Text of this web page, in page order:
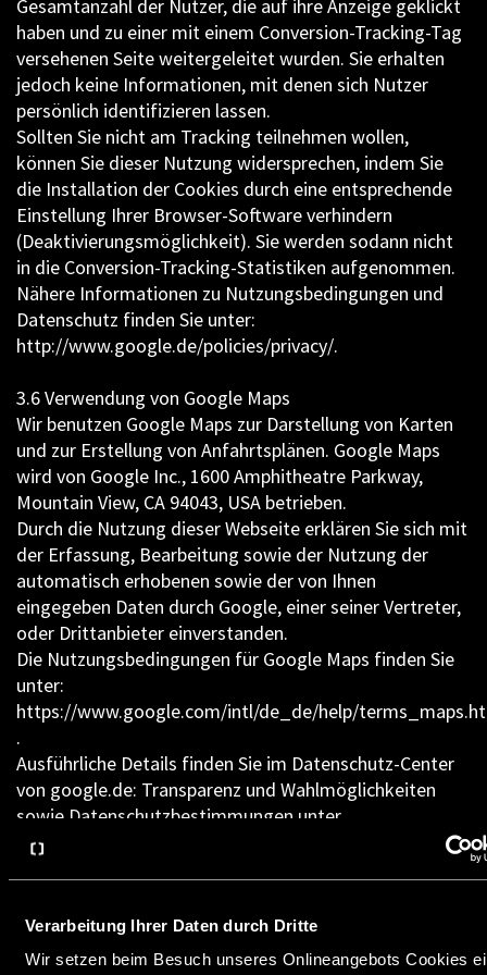
Verarbeitung Ihrer Daten durch Dritte
Wir setzen beim Besuch unseres Onlineangebots Cookies
Gesamtanzahl der Nutzer, die auf ihre Anzeige geklickt
haben und zu einer mit einem Conversion-Tracking-Tag
versehenen Seite weitergeleitet wurden. Sie erhalten
jedoch keine Informationen, mit denen sich Nutzer
persönlich identifizieren lassen.
Sollten Sie nicht am Tracking teilnehmen wollen,
können Sie dieser Nutzung widersprechen, indem Sie
die Installation der Cookies durch eine entsprechende
Einstellung Ihrer Browser-Software verhindern
(Deaktivierungsmöglichkeit). Sie werden sodann nicht
in die Conversion-Tracking-Statistiken aufgenommen.
Nähere Informationen zu Nutzungsbedingungen und
Datenschutz finden Sie unter:
http://www.google.de/policies/privacy/.
3.6 Verwendung von Google Maps
Wir benutzen Google Maps zur Darstellung von Karten
und zur Erstellung von Anfahrtsplänen. Google Maps
wird von Google Inc., 1600 Amphitheatre Parkway,
Mountain View, CA 94043, USA betrieben.
Durch die Nutzung dieser Webseite erklären Sie sich mit
der Erfassung, Bearbeitung sowie der Nutzung der
automatisch erhobenen sowie der von Ihnen
eingegeben Daten durch Google, einer seiner Vertreter,
oder Drittanbieter einverstanden.
Die Nutzungsbedingungen für Google Maps finden Sie
unter:
https://www.google.com/intl/de_de/help/
.
Ausführliche Details finden Sie im Datenschutz-Center
von google.de: Transparenz und Wahlmöglichkeiten
sowie Datenschutzbestimmungen unter
https://policies.google.com/privacy?hl=de&gl=de .
Diese Webseite verwendet den Google Tag Manager.